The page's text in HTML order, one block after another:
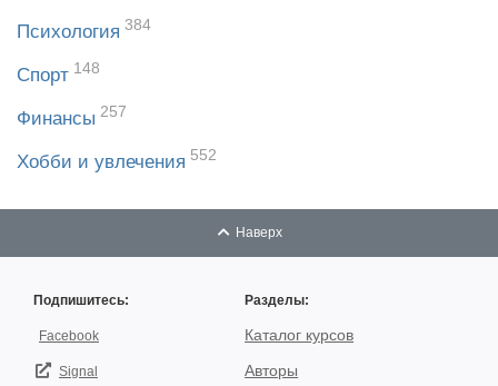
Психология 384
Спорт 148
Финансы 257
Хобби и увлечения 552
Наверх
Подпишитесь:
Facebook
Signal
Разделы:
Каталог курсов
Авторы